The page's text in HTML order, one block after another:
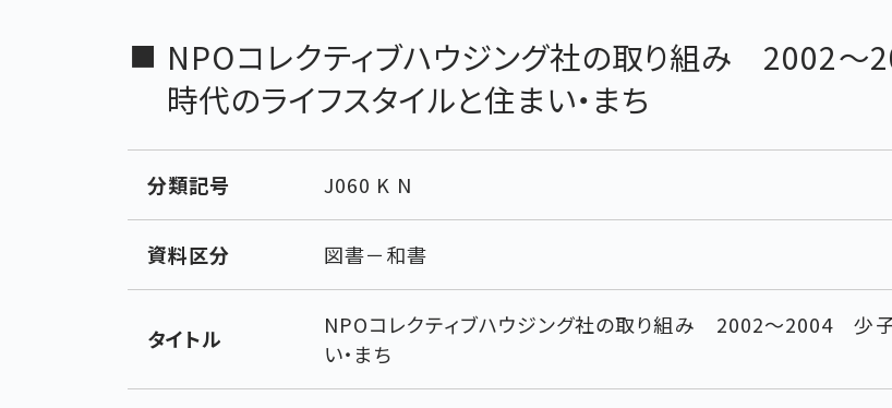
NPOコレクティブハウジング社の取り組み 2002
時代のライフスタイルと住まい・まち
分類記号 J060 K N
資料区分 図書－和書
タイトル
NPOコレクティブハウジング社の取り組み 2002～2004 少子
い・まち